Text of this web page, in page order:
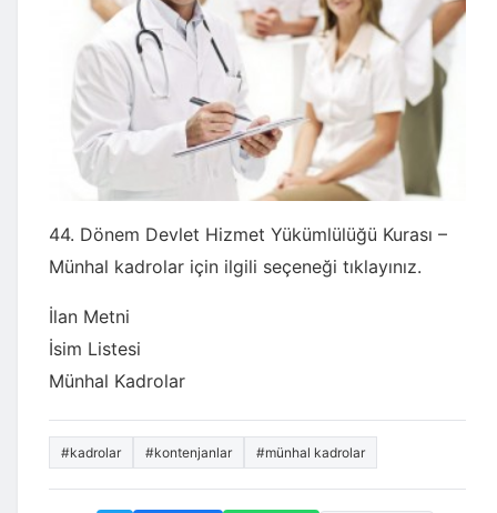
44. Dönem Devlet Hizmet Yükümlülüğü Kurası –
Münhal kadrolar için ilgili seçeneği tıklayınız.
İlan Metni
İsim Listesi
Münhal Kadrolar
#kadrolar #kontenjanlar #münhal kadrolar